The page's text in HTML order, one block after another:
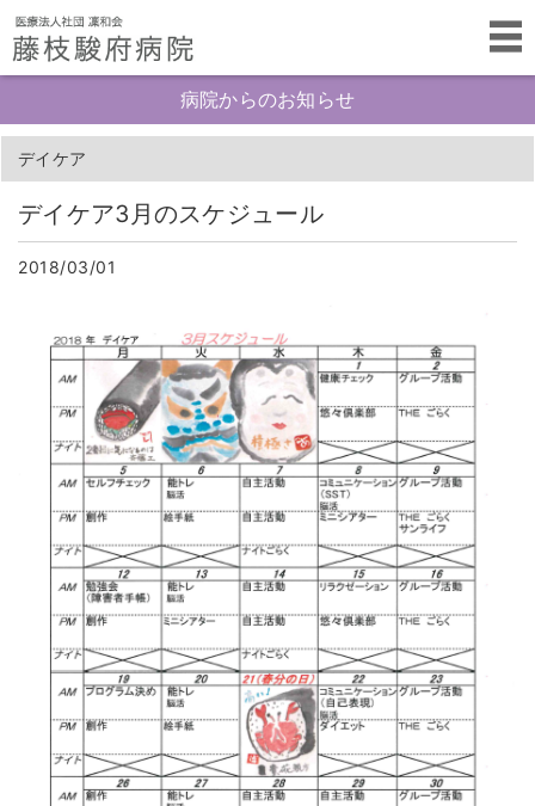
病院からのお知らせ
デイケア
デイケア3月のスケジュール
2018/03/01